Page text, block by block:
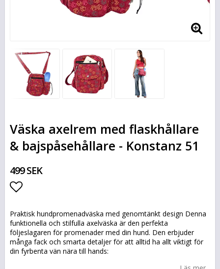
Väska axelrem med flaskhållare
& bajspåsehållare - Konstanz 51
499 SEK
Praktisk hundpromenadväska med genomtänkt design Denna
funktionella och stilfulla axelväska är den perfekta
följeslagaren för promenader med din hund. Den erbjuder
många fack och smarta detaljer för att alltid ha allt viktigt för
din fyrbenta vän nära till hands: